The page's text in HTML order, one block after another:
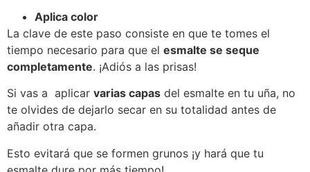
Aplica color
La clave de este paso consiste en que te tomes el
tiempo necesario para que el esmalte se seque
completamente. ¡Adiós a las prisas!
Si vas a aplicar varias capas del esmalte en tu uña, no
te olvides de dejarlo secar en su totalidad antes de
añadir otra capa.
Esto evitará que se formen grunos ¡y hará que tu